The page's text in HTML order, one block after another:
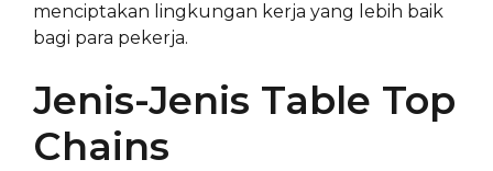
menciptakan lingkungan kerja yang lebih baik
bagi para pekerja.
Jenis-Jenis Table Top
Chains